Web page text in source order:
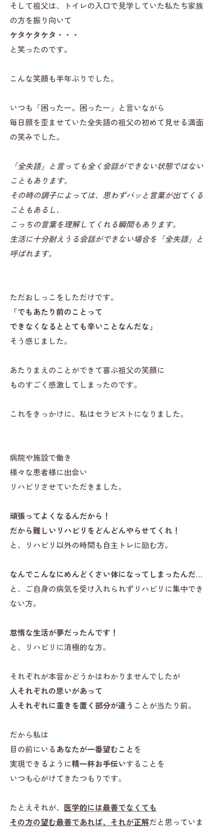
そして祖父は、トイレの入口で見学していた私たち家族
の方を振り向いて
ケタケタケタ・・・
と笑ったのです。
こんな笑顔も半年ぶりでした。
いつも「困ったー。困ったー」と言いながら
毎日顔を歪ませていた全失語の祖父の初めて見せる満面
の笑みでした。
「全失語」と言っても全く会話ができない状態ではない
こともあります。
その時の調子によっては、思わずパッと言葉が出てくる
こともあるし、
こっちの言葉を理解してくれる瞬間もあります。
生活に十分耐えうる会話ができない場合を「全失語」と
呼ばれます。
ただおしっこをしただけです。
「でもあたり前のことって
できなくなるととても辛いことなんだな」
そう感じました。
あたりまえのことができて喜ぶ祖父の笑顔に
ものすごく感激してしまったのです。
これをきっかけに、私はセラピストになりました。
病院や施設で働き
様々な患者様に出会い
リハビリさせていただきました。
頑張ってよくなるんだから！
だから難しいリハビリをどんどんやらせてくれ！
と、リハビリ以外の時間も自主トレに励む方。
なんでこんなにめんどくさい体になってしまったんだ…
と、ご自身の病気を受け入れられずリハビリに集中でき
ない方。
怠惰な生活が夢だったんです！
と、リハビリに消極的な方。
それぞれが本音かどうかはわかりませんでしたが
人それぞれの思いがあって
人それぞれに重きを置く部分が違う ことが当たり前。
だから私は
目の前にいる あなたが一番望むこと を
実現できるように精一杯お手伝いすることを
いつも心がけてきたつもりです。
たとえそれが、 医学的には最善でなくても
その方の望む最善であれば、それが正解だと思っていま